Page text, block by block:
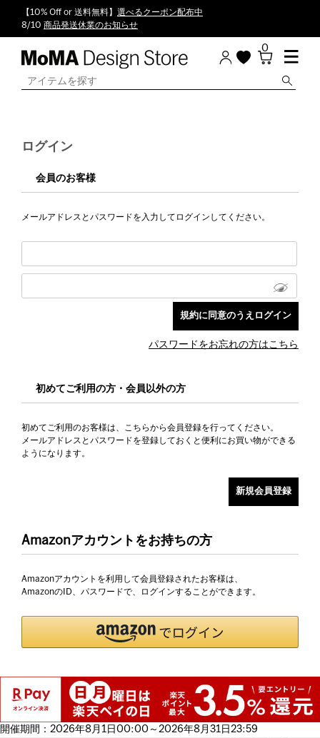
【10% Off or 送料無料】 選べるクーポン配布中
8/10 商品発送休業のお知らせ
0
ログイン
会員のお客様
メールアドレスとパスワードを入力してログインしてください。
パスワードをお忘れの方はこちら
初めてご利用の方・会員以外の方
初めてご利用のお客様は、こちらから会員登録を行ってください。
メールアドレスとパスワードを登録しておくと便利にお買い物ができる
ようになります。
Amazonアカウントをお持ちの方
Amazonアカウントを利用して会員登録されたお客様は、
AmazonのID、パスワードで、ログインすることができます。
開催期間：2026年8月1日00:00～2026年8月31日23:59